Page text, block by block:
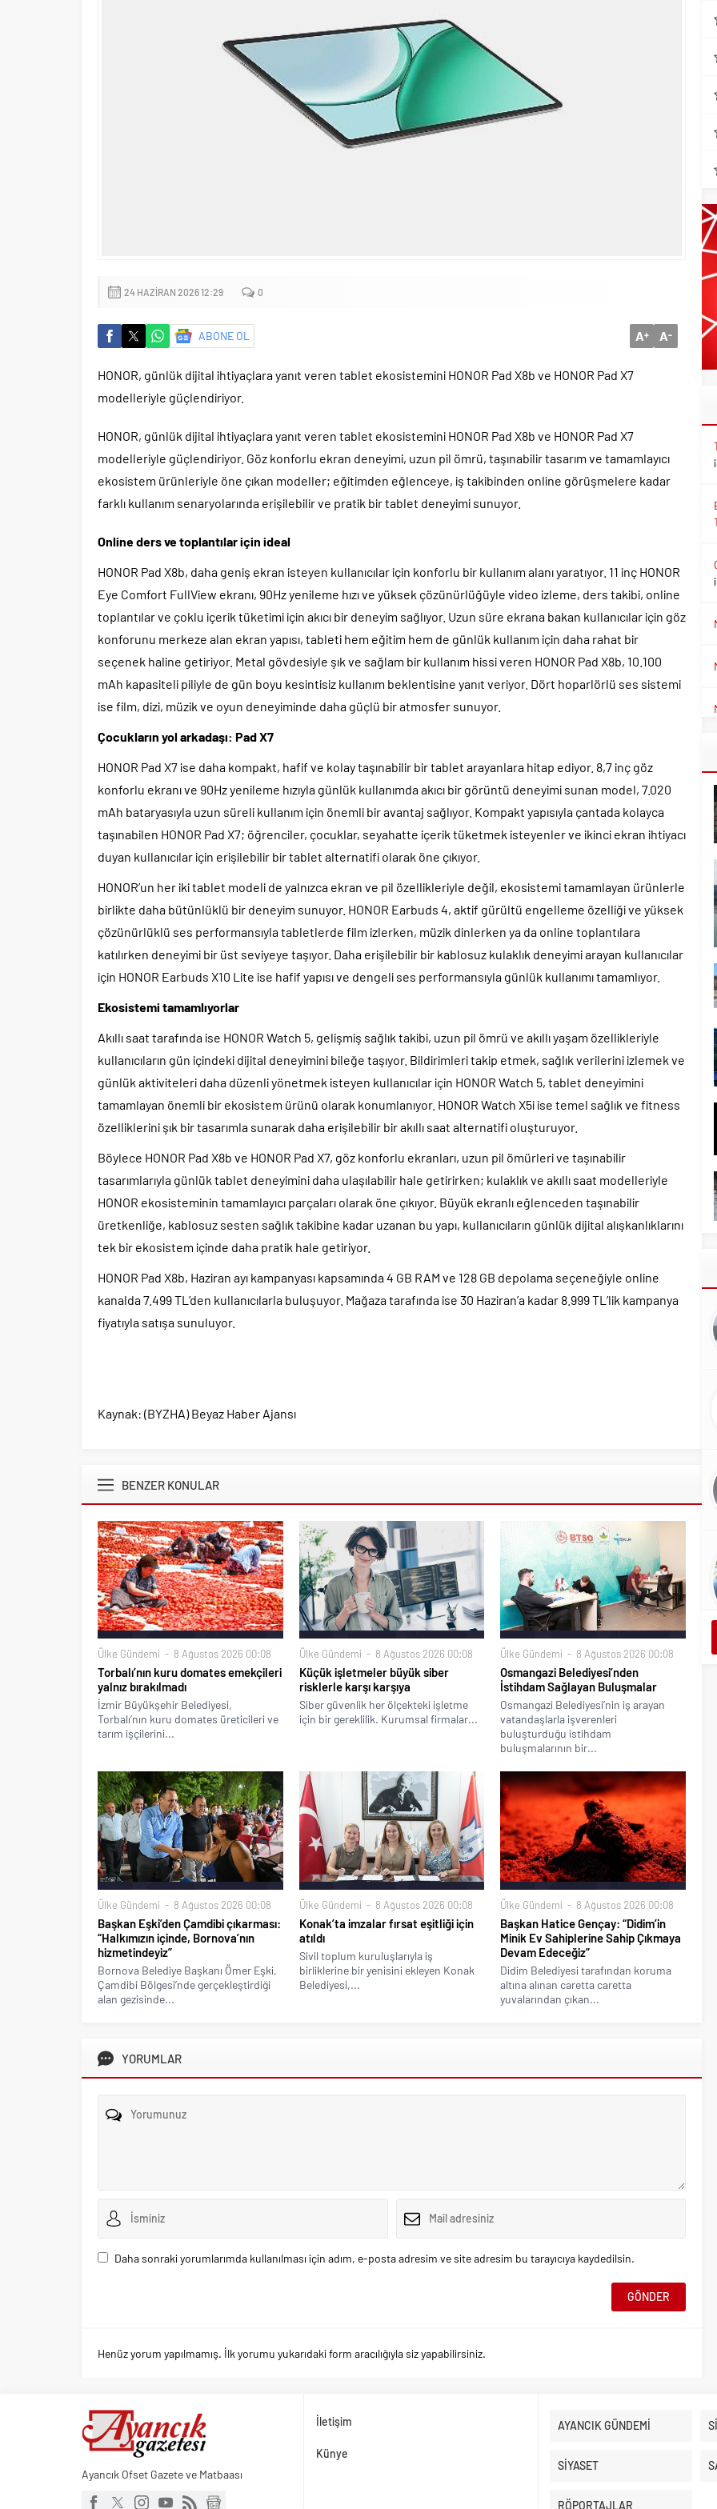
24 HAZIRAN 2026 12:29 0
ABONE OL A+ A-
HONOR, günlük dijital ihtiyaçlara yanıt veren tablet ekosistemini HONOR Pad X8b ve HONOR Pad X7
modelleriyle güçlendiriyor.
HONOR, günlük dijital ihtiyaçlara yanıt veren tablet ekosistemini HONOR Pad X8b ve HONOR Pad X7
modelleriyle güçlendiriyor. Göz konforlu ekran deneyimi, uzun pil ömrü, taşınabilir tasarım ve tamamlayıcı
ekosistem ürünleriyle öne çıkan modeller; eğitimden eğlenceye, iş takibinden online görüşmelere kadar
farklı kullanım senaryolarında erişilebilir ve pratik bir tablet deneyimi sunuyor.
Online ders ve toplantılar için ideal
HONOR Pad X8b, daha geniş ekran isteyen kullanıcılar için konforlu bir kullanım alanı yaratıyor. 11 inç HONOR
Eye Comfort FullView ekranı, 90Hz yenileme hızı ve yüksek çözünürlüğüyle video izleme, ders takibi, online
toplantılar ve çoklu içerik tüketimi için akıcı bir deneyim sağlıyor. Uzun süre ekrana bakan kullanıcılar için göz
konforunu merkeze alan ekran yapısı, tableti hem eğitim hem de günlük kullanım için daha rahat bir
seçenek haline getiriyor. Metal gövdesiyle şık ve sağlam bir kullanım hissi veren HONOR Pad X8b, 10.100
mAh kapasiteli piliyle de gün boyu kesintisiz kullanım beklentisine yanıt veriyor. Dört hoparlörlü ses sistemi
ise film, dizi, müzik ve oyun deneyiminde daha güçlü bir atmosfer sunuyor.
Çocukların yol arkadaşı: Pad X7
HONOR Pad X7 ise daha kompakt, hafif ve kolay taşınabilir bir tablet arayanlara hitap ediyor. 8,7 inç göz
konforlu ekranı ve 90Hz yenileme hızıyla günlük kullanımda akıcı bir görüntü deneyimi sunan model, 7.020
mAh bataryasıyla uzun süreli kullanım için önemli bir avantaj sağlıyor. Kompakt yapısıyla çantada kolayca
taşınabilen HONOR Pad X7; öğrenciler, çocuklar, seyahatte içerik tüketmek isteyenler ve ikinci ekran ihtiyacı
duyan kullanıcılar için erişilebilir bir tablet alternatifi olarak öne çıkıyor.
HONOR’un her iki tablet modeli de yalnızca ekran ve pil özellikleriyle değil, ekosistemi tamamlayan ürünlerle
birlikte daha bütünlüklü bir deneyim sunuyor. HONOR Earbuds 4, aktif gürültü engelleme özelliği ve yüksek
çözünürlüklü ses performansıyla tabletlerde film izlerken, müzik dinlerken ya da online toplantılara
katılırken deneyimi bir üst seviyeye taşıyor. Daha erişilebilir bir kablosuz kulaklık deneyimi arayan kullanıcılar
için HONOR Earbuds X10 Lite ise hafif yapısı ve dengeli ses performansıyla günlük kullanımı tamamlıyor.
Ekosistemi tamamlıyorlar
Akıllı saat tarafında ise HONOR Watch 5, gelişmiş sağlık takibi, uzun pil ömrü ve akıllı yaşam özellikleriyle
kullanıcıların gün içindeki dijital deneyimini bileğe taşıyor. Bildirimleri takip etmek, sağlık verilerini izlemek ve
günlük aktiviteleri daha düzenli yönetmek isteyen kullanıcılar için HONOR Watch 5, tablet deneyimini
tamamlayan önemli bir ekosistem ürünü olarak konumlanıyor. HONOR Watch X5i ise temel sağlık ve fitness
özelliklerini şık bir tasarımla sunarak daha erişilebilir bir akıllı saat alternatifi oluşturuyor.
Böylece HONOR Pad X8b ve HONOR Pad X7, göz konforlu ekranları, uzun pil ömürleri ve taşınabilir
tasarımlarıyla günlük tablet deneyimini daha ulaşılabilir hale getirirken; kulaklık ve akıllı saat modelleriyle
HONOR ekosisteminin tamamlayıcı parçaları olarak öne çıkıyor. Büyük ekranlı eğlenceden taşınabilir
üretkenliğe, kablosuz sesten sağlık takibine kadar uzanan bu yapı, kullanıcıların günlük dijital alışkanlıklarını
tek bir ekosistem içinde daha pratik hale getiriyor.
HONOR Pad X8b, Haziran ayı kampanyası kapsamında 4 GB RAM ve 128 GB depolama seçeneğiyle online
kanalda 7.499 TL’den kullanıcılarla buluşuyor. Mağaza tarafında ise 30 Haziran’a kadar 8.999 TL’lik kampanya
fiyatıyla satışa sunuluyor.
Kaynak: (BYZHA) Beyaz Haber Ajansı
BENZER KONULAR
Ülke Gündemi 8 Ağustos 2026 00:08
Torbalı’nın kuru domates emekçileri
yalnız bırakılmadı
İzmir Büyükşehir Belediyesi,
Torbalı’nın kuru domates üreticileri ve
tarım işçilerini...
Ülke Gündemi 8 Ağustos 2026 00:08
Küçük işletmeler büyük siber
risklerle karşı karşıya
Siber güvenlik her ölçekteki işletme
için bir gereklilik. Kurumsal firmalar...
Ülke Gündemi 8 Ağustos 2026 00:08
Osmangazi Belediyesi’nden
İstihdam Sağlayan Buluşmalar
Osmangazi Belediyesi’nin iş arayan
vatandaşlarla işverenleri
buluşturduğu istihdam
buluşmalarının bir...
Ülke Gündemi 8 Ağustos 2026 00:08
Başkan Eşki’den Çamdibi çıkarması:
“Halkımızın içinde, Bornova’nın
hizmetindeyiz”
Bornova Belediye Başkanı Ömer Eşki,
Çamdibi Bölgesi’nde gerçekleştirdiği
alan gezisinde...
Ülke Gündemi 8 Ağustos 2026 00:08
Konak’ta imzalar fırsat eşitliği için
atıldı
Sivil toplum kuruluşlarıyla iş
birliklerine bir yenisini ekleyen Konak
Belediyesi,...
Ülke Gündemi 8 Ağustos 2026 00:08
Başkan Hatice Gençay: “Didim’in
Minik Ev Sahiplerine Sahip Çıkmaya
Devam Edeceğiz”
Didim Belediyesi tarafından koruma
altına alınan caretta caretta
yuvalarından çıkan...
YORUMLAR
Daha sonraki yorumlarımda kullanılması için adım, e-posta adresim ve site adresim bu tarayıcıya kaydedilsin.
Henüz yorum yapılmamış. İlk yorumu yukarıdaki form aracılığıyla siz yapabilirsiniz.
Ayancık Ofset Gazete ve Matbaası
İletişim
Künye
AYANCIK GÜNDEMİ
SİYASET
RÖPORTAJLAR